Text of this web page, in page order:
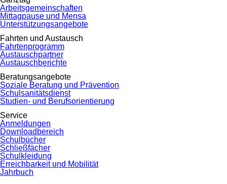
Arbeitsgemeinschaften
Mittagpause und Mensa
Unterstützungsangebote
Fahrten und Austausch
Fahrtenprogramm
Austauschpartner
Austauschberichte
Beratungsangebote
Soziale Beratung und Prävention
Schulsanitätsdienst
Studien- und Berufsorientierung
Service
Anmeldungen
Downloadbereich
Schulbücher
Schließfächer
Schulkleidung
Erreichbarkeit und Mobilität
Jahrbuch